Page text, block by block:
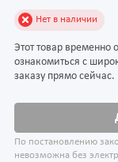
Нет в наличии
Этот товар временно
ознакомиться с
заказу прямо сейчас.
По постановлению
невозможна без